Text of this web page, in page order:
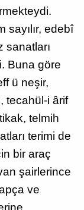
sayılır, edebî
sanatları
Buna göre
ü neşir,
tecahül-i ârif
telmih
terimi de
bir araç
şairlerince
ve